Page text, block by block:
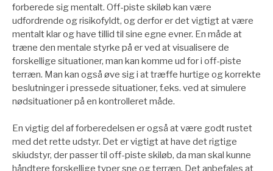
forberede sig mentalt. Off-piste skiløb kan være
udfordrende og risikofyldt, og derfor er det vigtigt at være
mentalt klar og have tillid til sine egne evner. En måde at
træne den mentale styrke på er ved at visualisere de
forskellige situationer, man kan komme ud for i off-piste
terræn. Man kan også øve sig i at træffe hurtige og korrekte
beslutninger i pressede situationer, f.eks. ved at simulere
nødsituationer på en kontrolleret måde.
En vigtig del af forberedelsen er også at være godt rustet
med det rette udstyr. Det er vigtigt at have det rigtige
skiudstyr, der passer til off-piste skiløb, da man skal kunne
håndtere forskellige typer sne og terræn. Det anbefales at